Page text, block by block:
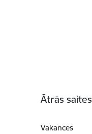
Ātrās saites
Vakances